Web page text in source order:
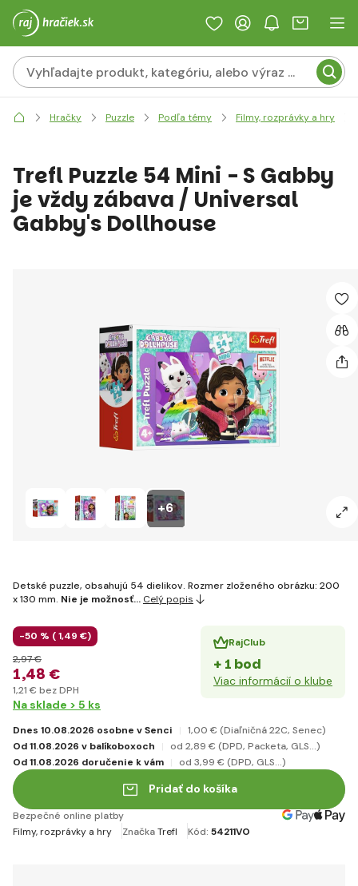
Hračky Puzzle Podľa témy Filmy, rozprávky a hry
+6
Trefl Puzzle 54 Mini - S Gabby
je vždy zábava / Universal
Gabby's Dollhouse
Detské puzzle, obsahujú 54 dielikov. Rozmer zloženého obrázku: 200
x 130 mm. Nie je možnosť… Celý popis
-50 % (1,49 €)
1,48 €
2,97 €
1,21 € bez DPH
RajClub
+ 1 bod
Viac informácií o klube
Na sklade > 5 ks
Dnes 10.08.2026 osobne v Senci 1,00 € (Diaľničná 22C, Senec)
Od 11.08.2026 v balíkoboxoch
od 2,89 € (DPD, Packeta, GLS...)
Od 11.08.2026 doručenie k vám
od 3,99 € (DPD, GLS...)
Pridať do košíka
Bezpečné online platby
Filmy, rozprávky a hry
ZnačkaTrefl Kód: 54211VO